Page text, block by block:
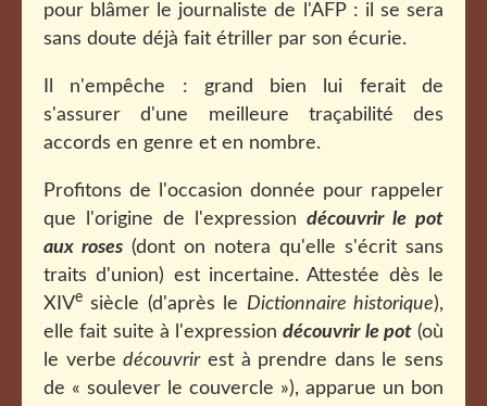
pour blâmer le journaliste de l'AFP : il se sera
sans doute déjà fait étriller par son écurie.
Il n'empêche : grand bien lui ferait de
s'assurer d'une meilleure traçabilité des
accords en genre et en nombre.
Profitons de l'occasion donnée pour rappeler
que l'origine de l'expression découvrir le pot
aux roses (dont on notera qu'elle s'écrit sans
traits d'union) est incertaine. Attestée dès le
XIVe siècle (d'après le Dictionnaire historique),
elle fait suite à l'expressiondécouvrir le pot(où
le verbedécouvrirest à prendre dans le sens
de « soulever le couvercle »), apparue un bon